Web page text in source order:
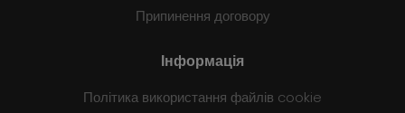
Припинення договору
Інформація
Політика використання файлів cookie